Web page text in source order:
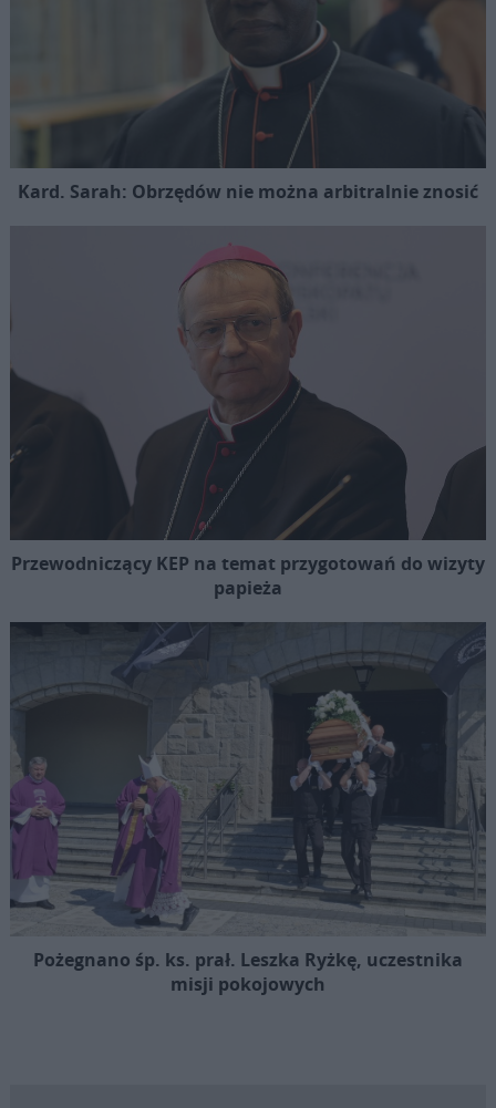
Kard. Sarah: Obrzędów nie można arbitralnie znosić
Przewodniczący KEP na temat przygotowań do wizyty
papieża
Pożegnano śp. ks. prał. Leszka Ryżkę, uczestnika
misji pokojowych